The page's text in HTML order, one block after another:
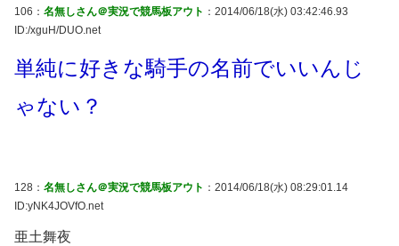
106： 名無しさん＠実況で競馬板アウト ：2014/06/18(水) 03:42:46.93
ID:/xguH/DUO.net
単純に好きな騎手の名前でいいんじ
ゃない？
128： 名無しさん＠実況で競馬板アウト ：2014/06/18(水) 08:29:01.14
ID:yNK4JOVfO.net
亜土舞夜